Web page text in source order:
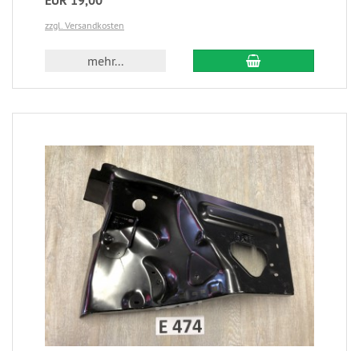
zzgl. Versandkosten
mehr...